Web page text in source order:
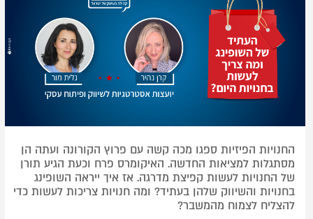
החנויות הפיזיות ספגו מכה קשה עם פרוץ הקורונה ועתה הן
מסתגלות למציאות החדשה. האיקומרס פרח וכעת הגיע תורן
של החנויות לעשות קפיצת מדרגה. אז איך ייראה השופינג
בחנויות והשיווק שלהן בעתיד? ומה חנויות צריכות לעשות כדי
להצליח לצמוח מהמשבר?